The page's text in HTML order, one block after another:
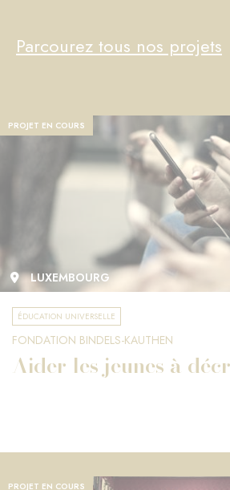
Parcourez tous nos projets
PROJET EN COURS
LUXEMBOURG
ÉDUCATION UNIVERSELLE
FONDATION BINDELS-KAUTHEN
Aider les jeunes à
PROJET EN COURS